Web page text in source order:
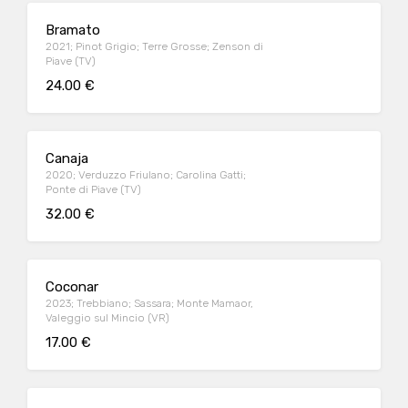
Bramato
2021; Pinot Grigio; Terre Grosse; Zenson di
Piave (TV)
24.00 €
Canaja
2020; Verduzzo Friulano; Carolina Gatti;
Ponte di Piave (TV)
32.00 €
Coconar
2023; Trebbiano; Sassara; Monte Mamaor,
Valeggio sul Mincio (VR)
17.00 €